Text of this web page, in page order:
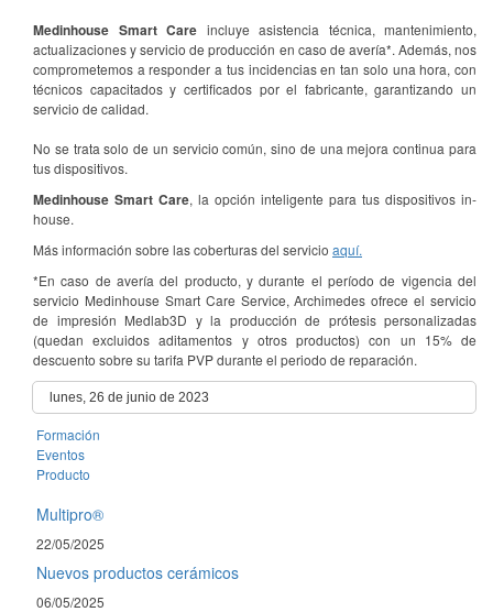
Medinhouse Smart Care incluye asistencia técnica, mantenimiento,
actualizaciones y servicio de producción en caso de avería*. Además, nos
comprometemos a responder a tus incidencias en tan solo una hora, con
técnicos capacitados y certificados por el fabricante, garantizando un
servicio de calidad.
No se trata solo de un servicio común, sino de una mejora continua para
tus dispositivos.
Medinhouse Smart Care, la opción inteligente para tus dispositivos in-
house.
Más información sobre las coberturas del servicio aquí.
*En caso de avería del producto, y durante el período de vigencia del
servicio Medinhouse Smart Care Service, Archimedes ofrece el servicio
de impresión Medlab3D y la producción de prótesis personalizadas
(quedan excluidos aditamentos y otros productos) con un 15% de
descuento sobre su tarifa PVP durante el periodo de reparación.
lunes, 26 de junio de 2023
Formación
Eventos
Producto
Multipro®
22/05/2025
Nuevos productos cerámicos
06/05/2025